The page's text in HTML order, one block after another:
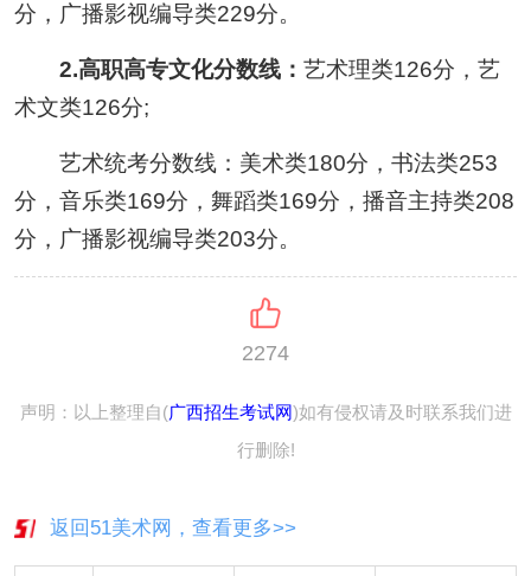
分，广播影视编导类229分。
2.高职高专文化分数线： 艺术理类126分，艺
术文类126分;
艺术统考分数线：美术类180分，书法类253
分，音乐类169分，舞蹈类169分，播音主持类208
分，广播影视编导类203分。
2274
声明：以上整理自(广西招生考试网)如有侵权请及时联系我们进
行删除!
返回51美术网，查看更多>>